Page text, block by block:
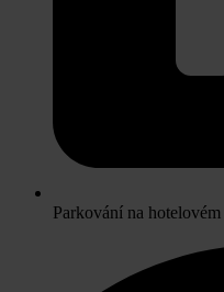
Parkování na hotelovém